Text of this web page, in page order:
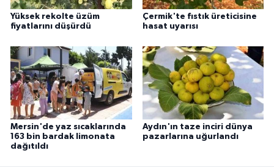
Yüksek rekolte üzüm
fiyatlarını düşürdü
Çermik'te fıstık üreticisine
hasat uyarısı
Mersin'de yaz sıcaklarında
163 bin bardak limonata
dağıtıldı
Aydın'ın taze inciri dünya
pazarlarına uğurlandı